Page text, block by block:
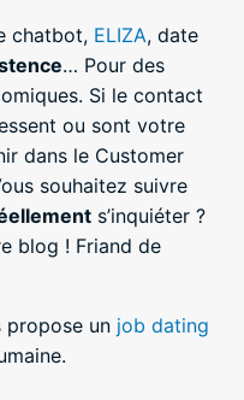
chatbot, ELIZA, date
… Pour des
Si le contact
ou sont votre
dans le Customer
souhaitez suivre
s’inquiéter ?
blog ! Friand de
propose un job dating